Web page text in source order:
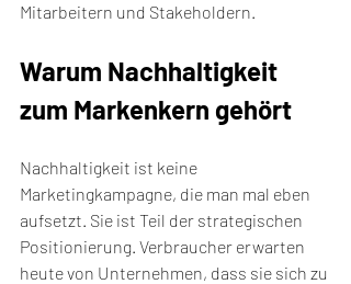
Mitarbeitern und Stakeholdern.
Warum Nachhaltigkeit
zum Markenkern gehört
Nachhaltigkeit ist keine
Marketingkampagne, die man mal eben
aufsetzt. Sie ist Teil der strategischen
Positionierung. Verbraucher erwarten
heute von Unternehmen, dass sie sich zu